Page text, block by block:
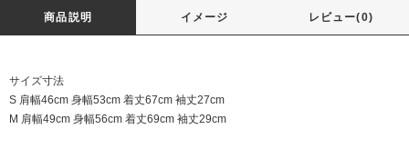
商品説明 イメージ レビュー(0)
サイズ寸法
S 肩幅46cm 身幅53cm 着丈67cm 袖丈27cm
M 肩幅49cm 身幅56cm 着丈69cm 袖丈29cm